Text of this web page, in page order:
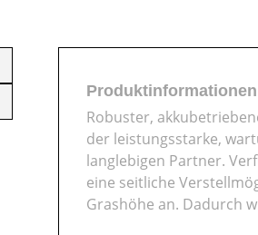
Robuster,
der leistungsstarke,
langlebigen Partner.
eine seitliche
Grashöhe an. Dadurch